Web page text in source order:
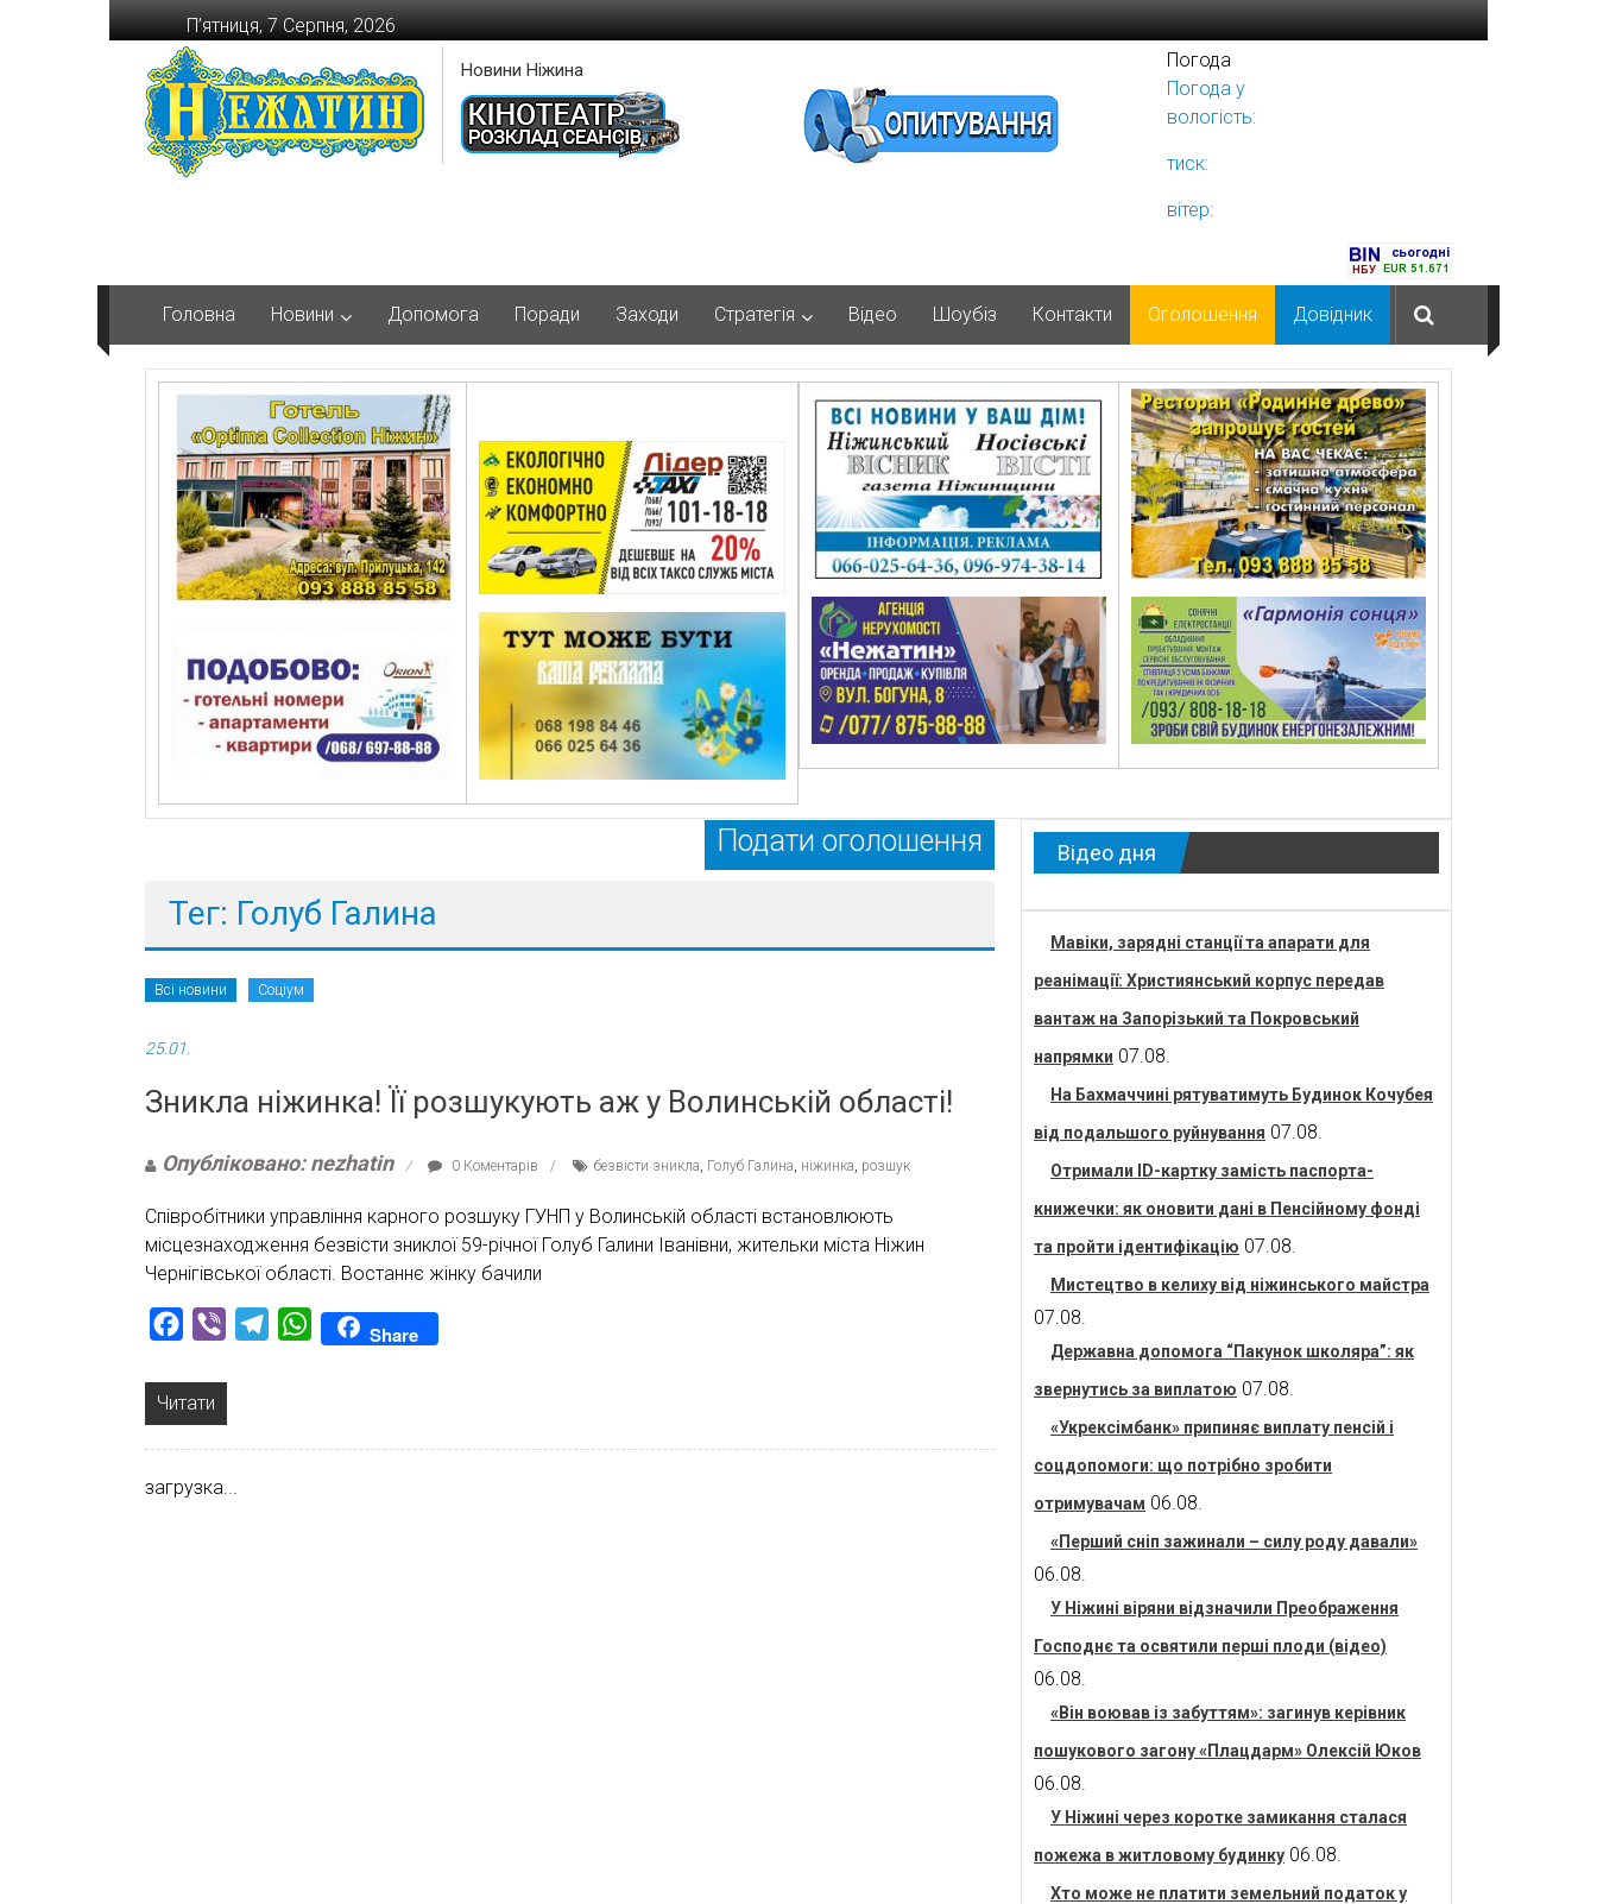
Перейти
до
вмісту
П’ятниця, 7 Серпня, 2026
Новини Ніжина
Погода
Погода у
вологість:
тиск:
вітер:
Головна Новини Допомога Поради Заходи Стратегія Відео Шоубіз Контакти Оголошення Довідник
Подати оголошення
Тег: Голуб Галина
Всі новини Соціум
25.01.
Зникла ніжинка! Її розшукують аж у Волинській області!
Опубліковано: nezhatin 0 Коментарів безвісти зникла Голуб Галина ніжинка розшук
Співробітники управління карного розшуку ГУНП у Волинській області встановлюють
місцезнаходження безвісти зниклої 59-річної Голуб Галини Іванівни, жительки міста Ніжин
Чернігівської області. Востаннє жінку бачили
Facebook
Viber TelegramWhatsAppShare
Читати
загрузка...
Відео дня
Мавіки, зарядні станції та апарати для
реанімації: Християнський корпус передав
вантаж на Запорізький та Покровський
напрямки 07.08.
На Бахмаччині рятуватимуть Будинок Кочубея
від подальшого руйнування 07.08.
Отримали ID-картку замість паспорта-
книжечки: як оновити дані в Пенсійному фонді
та пройти ідентифікацію 07.08.
Мистецтво в келиху від ніжинського майстра
07.08.
Державна допомога “Пакунок школяра”: як
звернутись за виплатою 07.08.
«Укрексімбанк» припиняє виплату пенсій і
соцдопомоги: що потрібно зробити
отримувачам 06.08.
«Перший сніп зажинали – силу роду давали»
06.08.
У Ніжині віряни відзначили Преображення
Господнє та освятили перші плоди (відео)
06.08.
«Він воював із забуттям»: загинув керівник
пошукового загону «Плацдарм» Олексій Юков
06.08.
У Ніжині через коротке замикання сталася
пожежа в житловому будинку 06.08.
Хто може не платити земельний податок у